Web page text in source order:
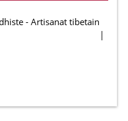
- Artisanat tibetain